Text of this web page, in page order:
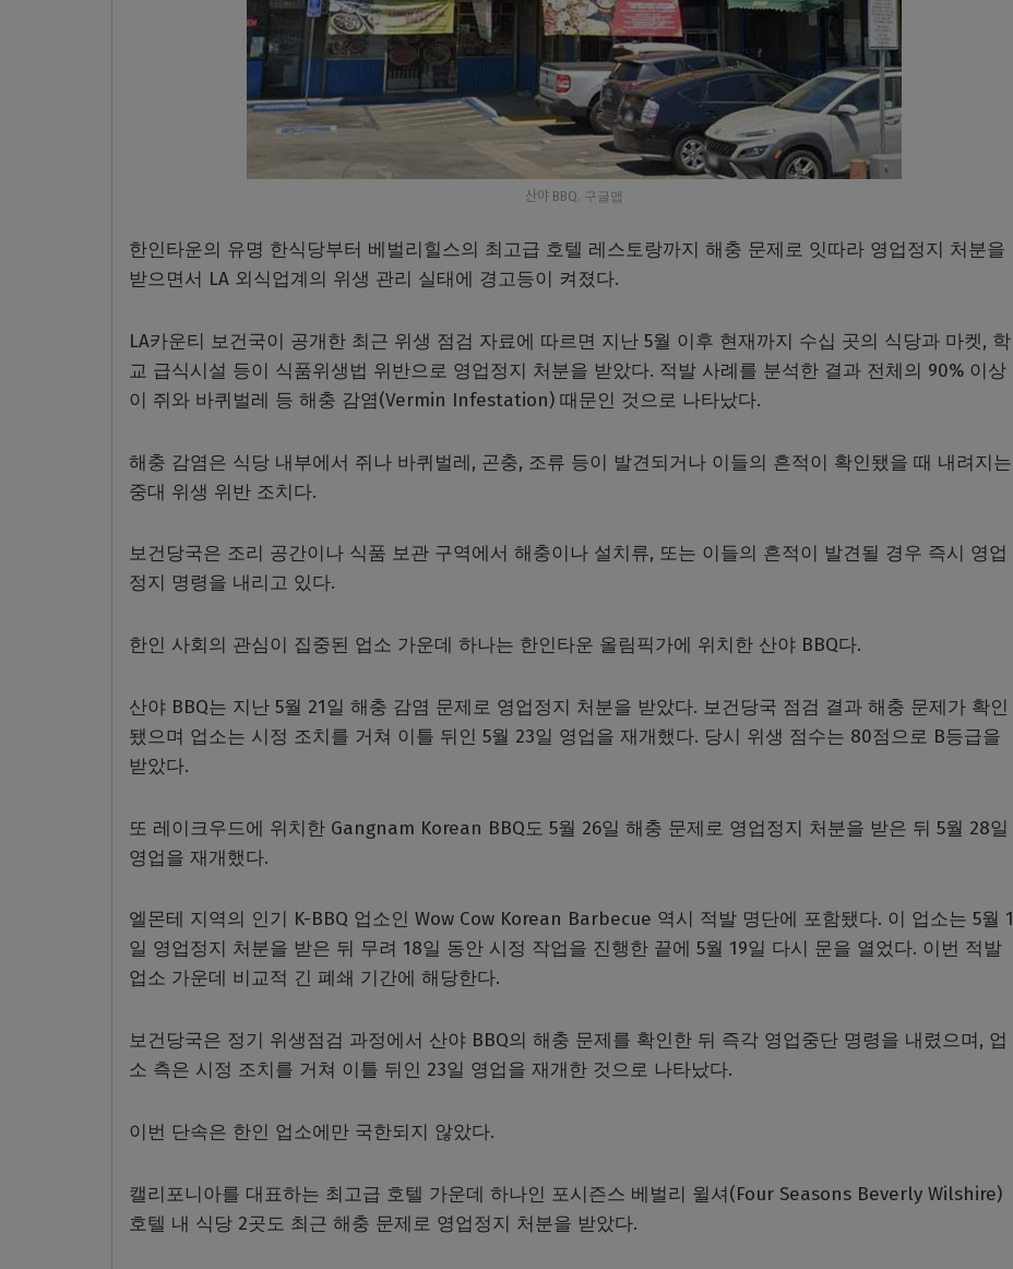
산야 BBQ. 구글맵
한인타운의 유명 한식당부터 베벌리힐스의 최고급 호텔 레스토랑까지 해충 문제로 잇따라 영업정지 처분을
받으면서 LA 외식업계의 위생 관리 실태에 경고등이 켜졌다.
LA카운티 보건국이 공개한 최근 위생 점검 자료에 따르면 지난 5월 이후 현재까지 수십 곳의 식당과 마켓, 학
교 급식시설 등이 식품위생법 위반으로 영업정지 처분을 받았다. 적발 사례를 분석한 결과 전체의 90% 이상
이 쥐와 바퀴벌레 등 해충 감염(Vermin Infestation) 때문인 것으로 나타났다.
해충 감염은 식당 내부에서 쥐나 바퀴벌레, 곤충, 조류 등이 발견되거나 이들의 흔적이 확인됐을 때 내려지는
중대 위생 위반 조치다.
보건당국은 조리 공간이나 식품 보관 구역에서 해충이나 설치류, 또는 이들의 흔적이 발견될 경우 즉시 영업
정지 명령을 내리고 있다.
한인 사회의 관심이 집중된 업소 가운데 하나는 한인타운 올림픽가에 위치한 산야 BBQ다.
산야 BBQ는 지난 5월 21일 해충 감염 문제로 영업정지 처분을 받았다. 보건당국 점검 결과 해충 문제가 확인
됐으며 업소는 시정 조치를 거쳐 이틀 뒤인 5월 23일 영업을 재개했다. 당시 위생 점수는 80점으로 B등급을
받았다.
또 레이크우드에 위치한 Gangnam Korean BBQ도 5월 26일 해충 문제로 영업정지 처분을 받은 뒤 5월 28일
영업을 재개했다.
엘몬테 지역의 인기 K-BBQ 업소인 Wow Cow Korean Barbecue 역시 적발 명단에 포함됐다. 이 업소는 5월 1
일 영업정지 처분을 받은 뒤 무려 18일 동안 시정 작업을 진행한 끝에 5월 19일 다시 문을 열었다. 이번 적발
업소 가운데 비교적 긴 폐쇄 기간에 해당한다.
보건당국은 정기 위생점검 과정에서 산야 BBQ의 해충 문제를 확인한 뒤 즉각 영업중단 명령을 내렸으며, 업
소 측은 시정 조치를 거쳐 이틀 뒤인 23일 영업을 재개한 것으로 나타났다.
이번 단속은 한인 업소에만 국한되지 않았다.
캘리포니아를 대표하는 최고급 호텔 가운데 하나인 포시즌스 베벌리 윌셔(Four Seasons Beverly Wilshire)
호텔 내 식당 2곳도 최근 해충 문제로 영업정지 처분을 받았다.